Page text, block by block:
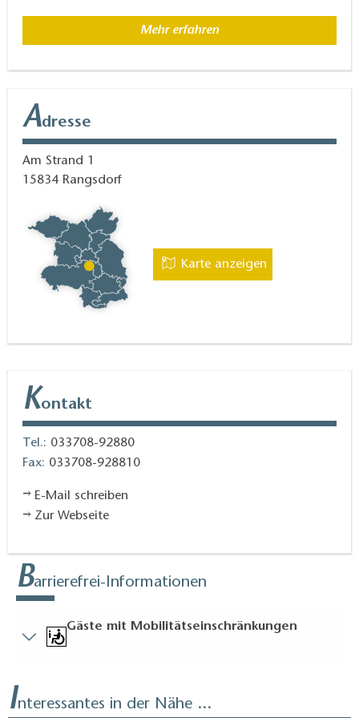
Mehr erfahren
Adresse
Am Strand 1
15834 Rangsdorf
Karte anzeigen
Kontakt
Tel.: 033708-92880
Fax: 033708-928810
E-Mail schreiben
Zur Webseite
Barrierefrei-Informationen
Gäste mit Mobilitätseinschränkungen
Kurzbeschreibung:
Interessantes in der Nähe ...